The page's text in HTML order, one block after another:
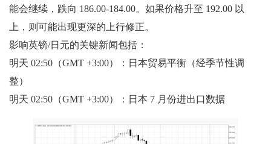
能会继续，跌向 186.00-184.00。如果价格升至 192.00 以
上，则可能出现更深的上行修正。
影响英镑/日元的关键新闻包括：
明天 02:50（GMT +3:00）：日本贸易平衡（经季节性调
整）
明天 02:50（GMT +3:00）：日本 7 月份进出口数据